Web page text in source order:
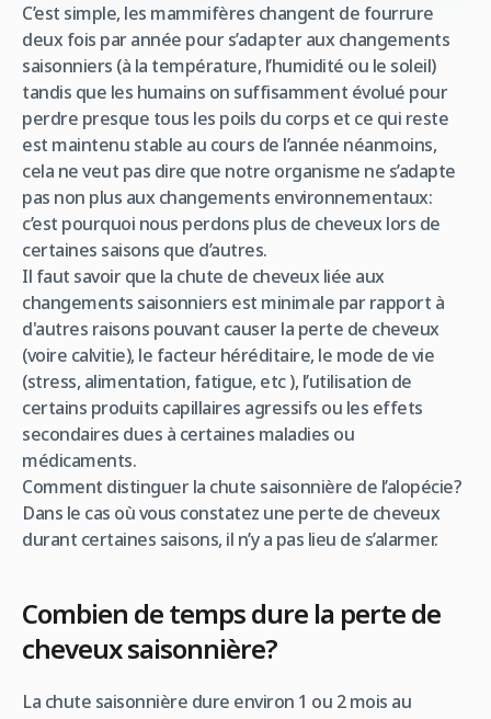
C’est simple, les mammifères changent de fourrure
deux fois par année pour s’adapter aux changements
saisonniers (à la température, l’humidité ou le soleil)
tandis que les humains on suffisamment évolué pour
perdre presque tous les poils du corps et ce qui reste
est maintenu stable au cours de l’année néanmoins,
cela ne veut pas dire que notre organisme ne s’adapte
pas non plus aux changements environnementaux:
c’est pourquoi nous perdons plus de cheveux lors de
certaines saisons que d’autres.
Il faut savoir que la chute de cheveux liée aux
changements saisonniers est minimale par rapport à
d'autres raisons pouvant causer la perte de cheveux
(voire calvitie), le facteur héréditaire, le mode de vie
(stress, alimentation, fatigue, etc ), l’utilisation de
certains produits capillaires agressifs ou les effets
secondaires dues à certaines maladies ou
médicaments.
Comment distinguer la chute saisonnière de l’alopécie?
Dans le cas où vous constatez une perte de cheveux
durant certaines saisons, il n’y a pas lieu de s’alarmer.
Combien de temps dure la perte de
cheveux saisonnière?
La chute saisonnière dure environ 1 ou 2 mois au